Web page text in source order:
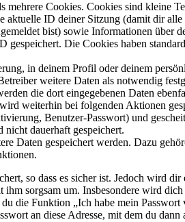
Cookies. Cookies sind kleine
ID deiner Sitzung (damit dir
bist) sowie Informationen
gespeichert. Die Cookies haben
in deinem Profil oder deinem
weitere Daten als notwendig
die dort eingegebenen Daten
weiterhin bei folgenden Aktionen
Benutzer-Passwort) und
dauerhaft gespeichert.
Daten gespeichert werden. Dazu
so dass es sicher ist. Jedoch wird
sorgsam um. Insbesondere wird
die Funktion „Ich habe mein
an diese Adresse, mit dem du